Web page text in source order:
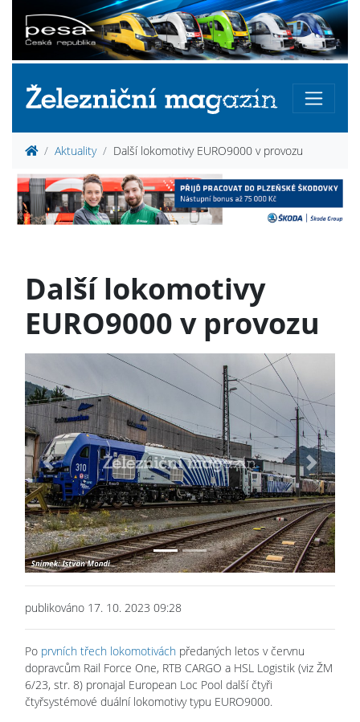
Aktuality Další lokomotivy EURO9000 v provozu
Další lokomotivy
EURO9000 v provozu
Previous Next
publikováno 17. 10. 2023 09:28
Po prvních třech lokomotivách předaných letos v červnu
dopravcům Rail Force One, RTB CARGO a HSL Logistik (viz ŽM
6/23, str. 8) pronajal European Loc Pool další čtyři
čtyřsystémové duální lokomotivy typu EURO9000.